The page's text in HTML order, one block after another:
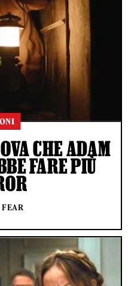
CHE ADAM
FARE PIÙ